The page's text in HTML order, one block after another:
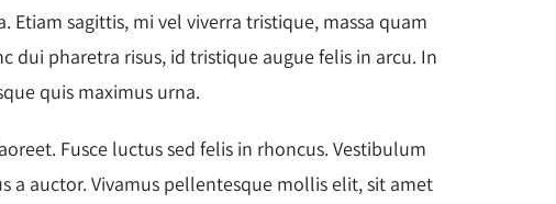
sagittis, mi vel viverra tristique, massa quam
dui pharetra risus, id tristique augue felis in arcu. In
quis maximus urna.
Fusce luctus sed felis in rhoncus. Vestibulum
a auctor. Vivamus pellentesque mollis elit, sit amet